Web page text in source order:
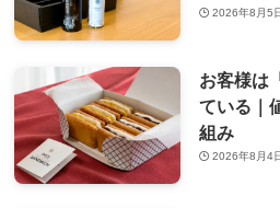
2026年8月5
お客様は
ている｜
組み
2026年8月4